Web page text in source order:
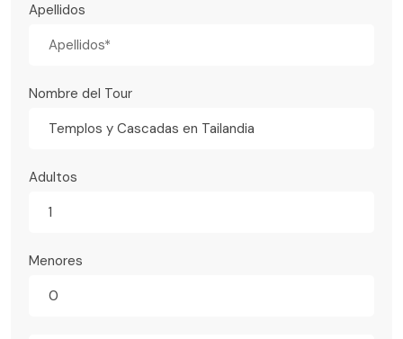
Apellidos
Nombre del Tour
Templos y Cascadas en Tailandia
Adultos
Menores